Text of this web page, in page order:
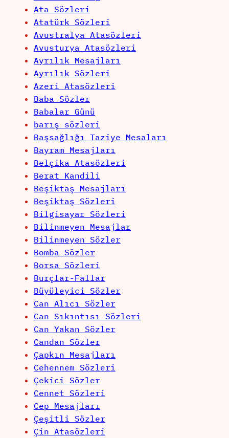
Ata Sözleri
Atatürk Sözleri
Avustralya Atasözleri
Avusturya Atasözleri
Ayrılık Mesajları
Ayrılık Sözleri
Azeri Atasözleri
Baba Sözler
Babalar Günü
barış sözleri
Başsağlığı Taziye Mesaları
Bayram Mesajları
Belçika Atasözleri
Berat Kandili
Beşiktaş Mesajları
Beşiktaş Sözleri
Bilgisayar Sözleri
Bilinmeyen Mesajlar
Bilinmeyen Sözler
Bomba Sözler
Borsa Sözleri
Burçlar-Fallar
Büyüleyici Sözler
Can Alıcı Sözler
Can Sıkıntısı Sözleri
Can Yakan Sözler
Candan Sözler
Çapkın Mesajları
Cehennem Sözleri
Çekici Sözler
Cennet Sözleri
Cep Mesajları
Çeşitli Sözler
Çin Atasözleri